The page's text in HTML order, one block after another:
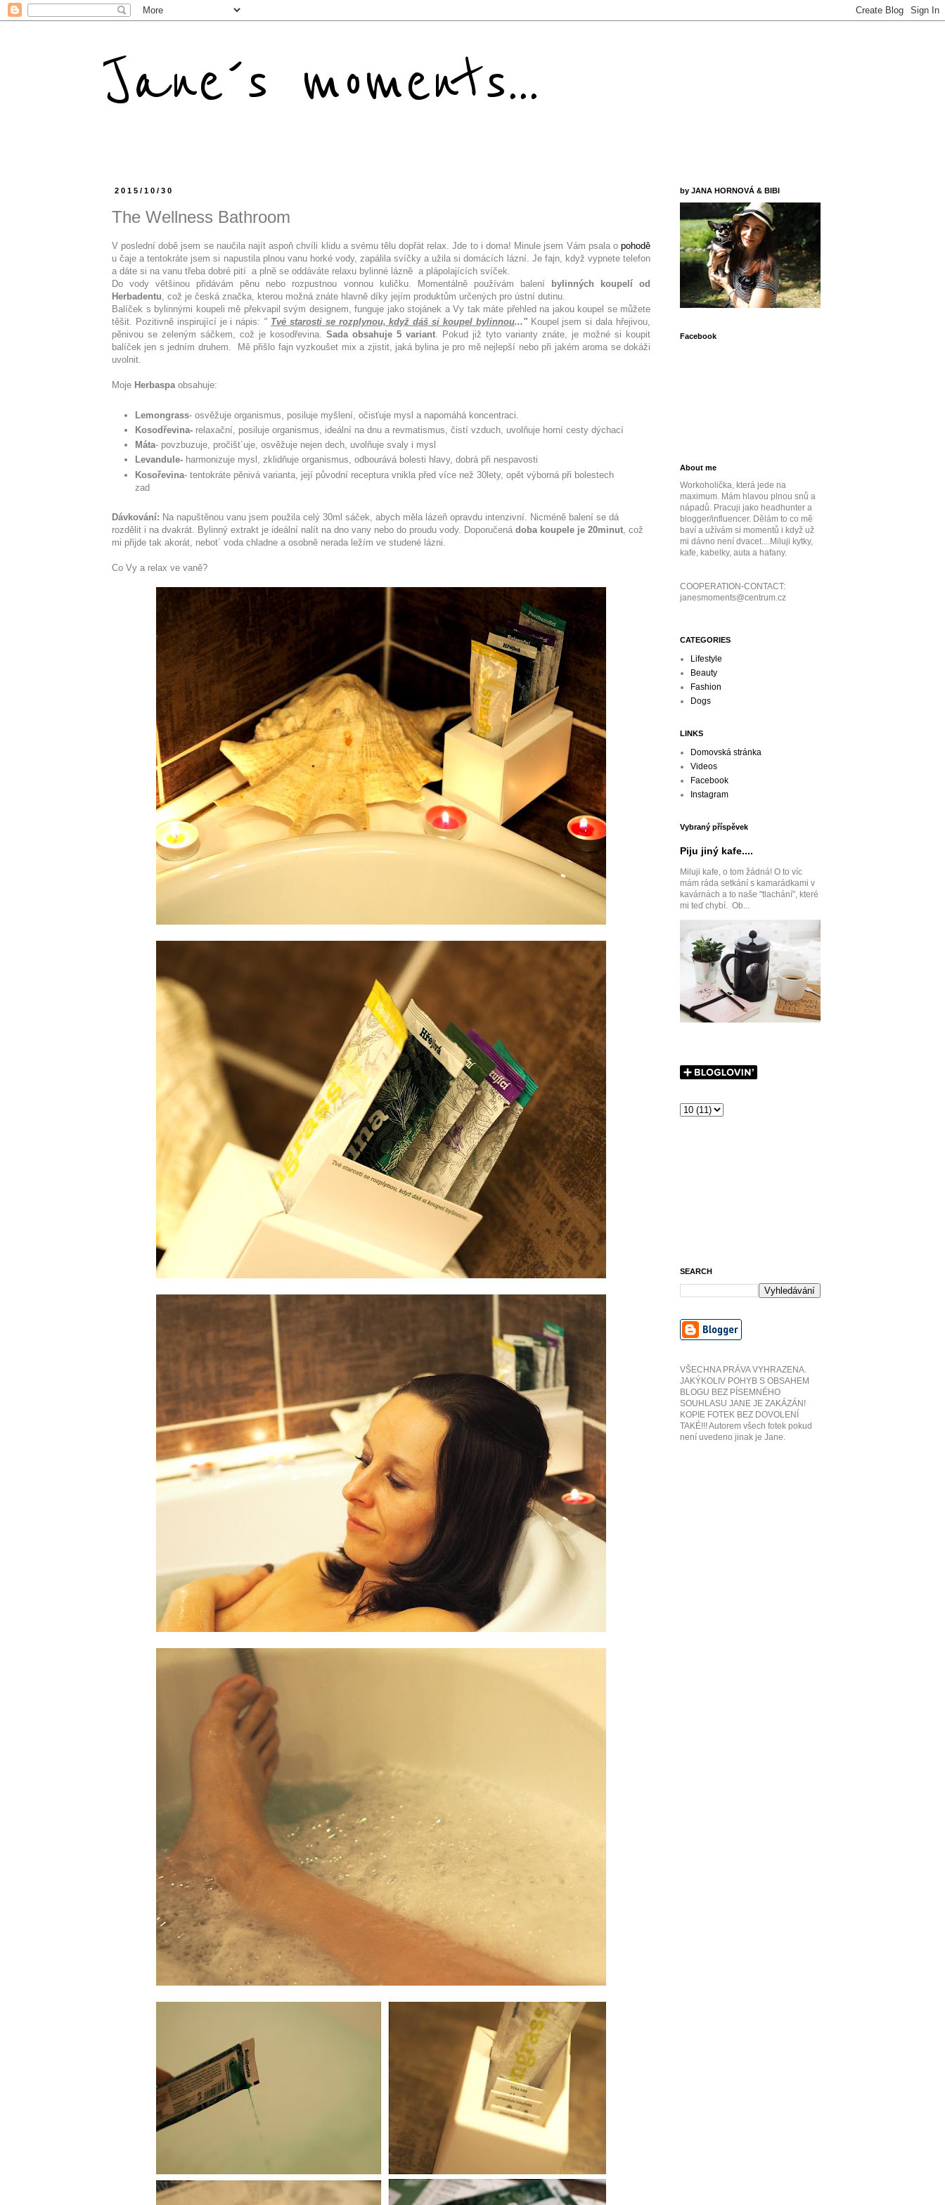
Jane´s moments...
2015/10/30
The Wellness Bathroom
V poslední době jsem se naučila najít aspoň chvíli klidu a svému tělu dopřát relax. Jde to i doma! Minule jsem Vám psala o pohodě
u čaje a tentokráte jsem si napustila plnou vanu horké vody, zapálila svíčky a užila si domácích lázní. Je fajn, když vypnete telefon
a dáte si na vanu třeba dobré pití a plně se oddáváte relaxu bylinné lázně a plápolajících svíček.
Do vody většinou přidávám pěnu nebo rozpustnou vonnou kuličku. Momentálně používám balení
bylinných koupelí od
Herbadentu, což je česká značka, kterou možná znáte hlavně díky jejím produktům určených pro ústní dutinu.
Balíček s bylinnými koupeli mě překvapil svým designem, funguje jako stojánek a Vy tak máte přehled na jakou koupel se můžete
těšit. Pozitivně inspirující je i nápis: " Tvé starosti se rozplynou, když dáš si koupel bylinnou..."Koupel jsem si dala hřejivou,
pěnivou se zeleným sáčkem, což je kosodřevina. Sada obsahuje 5 variant. Pokud již tyto varianty znáte, je možné si koupit
balíček jen s jedním druhem. Mě přišlo fajn vyzkoušet mix a zjistit, jaká bylina je pro mě nejlepší nebo při jakém aroma se dokáži
uvolnit.
Moje Herbaspaobsahuje:
Lemongrass- osvěžuje organismus, posiluje myšlení, očisťuje mysl a napomáhá koncentraci.
Kosodřevina- relaxační, posiluje organismus, ideální na dnu a revmatismus, čistí vzduch, uvolňuje horní cesty dýchací
Máta- povzbuzuje, pročišt´uje, osvěžuje nejen dech, uvolňuje svaly i mysl
Levandule- harmonizuje mysl, zklidňuje organismus, odbourává bolesti hlavy, dobrá při nespavosti
Kosořevina- tentokráte pěnivá varianta, její původní receptura vnikla před více než 30lety, opět výborná při bolestech
zad
Dávkování: Na napuštěnou vanu jsem použila celý 30ml sáček, abych měla lázeň opravdu intenzivní. Nicméně balení se dá
rozdělit i na dvakrát. Bylinný extrakt je ideální nalít na dno vany nebo do proudu vody. Doporučená doba koupele je 20minut, což
mi přijde tak akorát, nebot´ voda chladne a osobně nerada ležím ve studené lázni.
Co Vy a relax ve vaně?
by JANA HORNOVÁ & BIBI
Facebook
About me
Workoholička, která jede na
maximum. Mám hlavou plnou snů a
nápadů. Pracuji jako headhunter a
blogger/influencer. Dělám to co mě
baví a užívám si momentů i když už
mi dávno není dvacet....Miluji kytky,
kafe, kabelky, auta a hafany.
COOPERATION-CONTACT:
janesmoments@centrum.cz
CATEGORIES
Lifestyle
Beauty
Fashion
Dogs
LINKS
Domovská stránka
Videos
Facebook
Instagram
Vybraný příspěvek
Piju jiný kafe....
Miluji kafe, o tom žádná! O to víc
mám ráda setkání s kamarádkami v
kavárnách a to naše "tlachání", které
mi teď chybí. Ob...
SEARCH
VŠECHNA PRÁVA VYHRAZENA.
JAKÝKOLIV POHYB S OBSAHEM
BLOGU BEZ PÍSEMNÉHO
SOUHLASU JANE JE ZAKÁZÁN!
KOPIE FOTEK BEZ DOVOLENÍ
TAKÉ!!! Autorem všech fotek pokud
není uvedeno jinak je Jane.